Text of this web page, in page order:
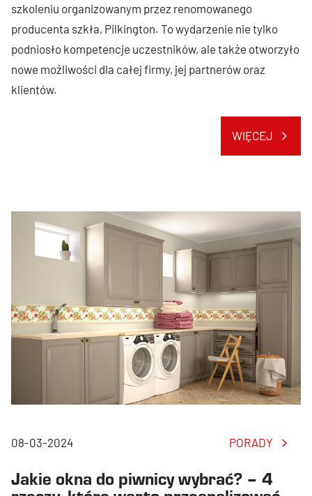
szkoleniu organizowanym przez renomowanego
producenta szkła, Pilkington. To wydarzenie nie tylko
podniosło kompetencje uczestników, ale także otworzyło
nowe możliwości dla całej firmy, jej partnerów oraz
klientów.
WIĘCEJ
08-03-2024 PORADY
Jakie okna do piwnicy wybrać? – 4